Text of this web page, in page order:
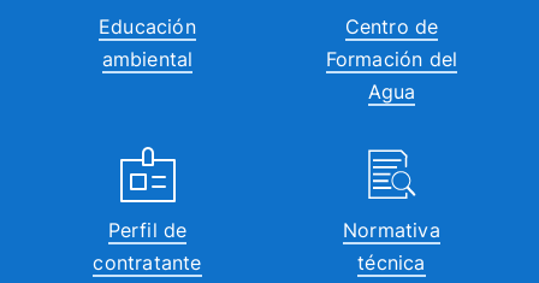
Educación
ambiental
Centro de
Formación del
Agua
Perfil de
contratante
Normativa
técnica